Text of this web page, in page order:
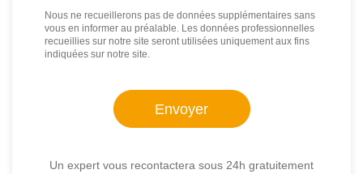
Nous ne recueillerons pas de données supplémentaires sans
vous en informer au préalable. Les données professionnelles
recueillies sur notre site seront utilisées uniquement aux fins
indiquées sur notre site.
Un expert vous recontactera sous 24h gratuitement